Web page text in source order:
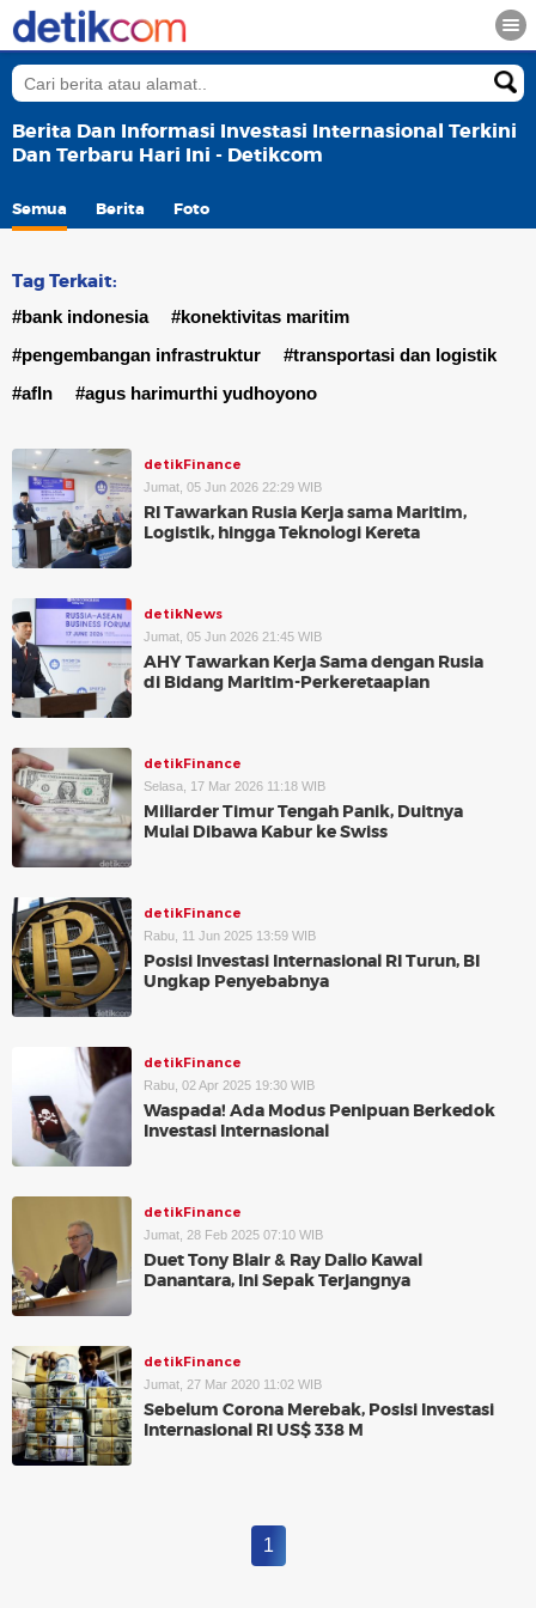
Berita Dan Informasi Investasi Internasional Terkini
Dan Terbaru Hari Ini - Detikcom
Semua Berita Foto
Tag Terkait:
#bank indonesia
#konektivitas maritim
#pengembangan infrastruktur
#transportasi dan logistik
#afln
#agus harimurthi yudhoyono
detikFinance
Jumat, 05 Jun 2026 22:29 WIB
RI Tawarkan Rusia Kerja sama Maritim,
Logistik, hingga Teknologi Kereta
detikNews
Jumat, 05 Jun 2026 21:45 WIB
AHY Tawarkan Kerja Sama dengan Rusia
di Bidang Maritim-Perkeretaapian
detikFinance
Selasa, 17 Mar 2026 11:18 WIB
Miliarder Timur Tengah Panik, Duitnya
Mulai Dibawa Kabur ke Swiss
detikFinance
Rabu, 11 Jun 2025 13:59 WIB
Posisi Investasi Internasional RI Turun, BI
Ungkap Penyebabnya
detikFinance
Rabu, 02 Apr 2025 19:30 WIB
Waspada! Ada Modus Penipuan Berkedok
Investasi Internasional
detikFinance
Jumat, 28 Feb 2025 07:10 WIB
Duet Tony Blair & Ray Dalio Kawal
Danantara, Ini Sepak Terjangnya
detikFinance
Jumat, 27 Mar 2020 11:02 WIB
Sebelum Corona Merebak, Posisi Investasi
Internasional RI US$ 338 M
1